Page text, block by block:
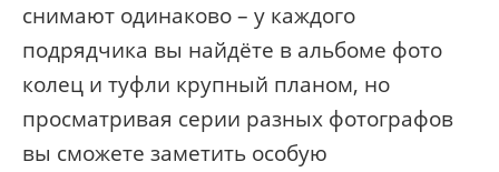
снимают одинаково – у каждого
подрядчика вы найдёте в альбоме фото
колец и туфли крупный планом, но
просматривая серии разных фотографов
вы сможете заметить особую